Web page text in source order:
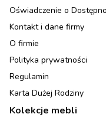
Oświadczenie o
Kontakt i dane firmy
O firmie
Polityka prywatności
Regulamin
Karta Dużej Rodziny
Kolekcje mebli